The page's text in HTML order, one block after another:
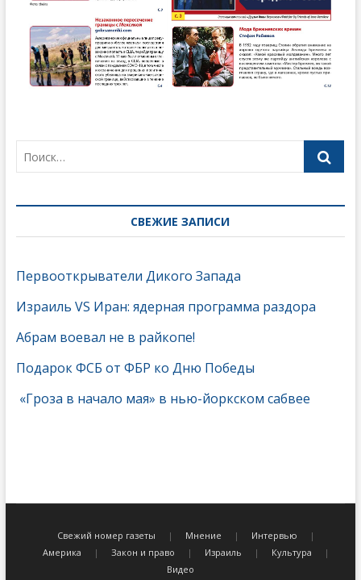
СВЕЖИЕ ЗАПИСИ
Первооткрыватели Дикого Запада
Израиль VS Иран: ядерная программа раздора
Абрам воевал не в райкопе!
Подарок ФСБ от ФБР ко Дню Победы
«Гроза в начало мая» в нью-йоркском сабвее
Свежий номер газеты Мнение
Интервью
Америка
Закон и право Израиль
Культура
Видео